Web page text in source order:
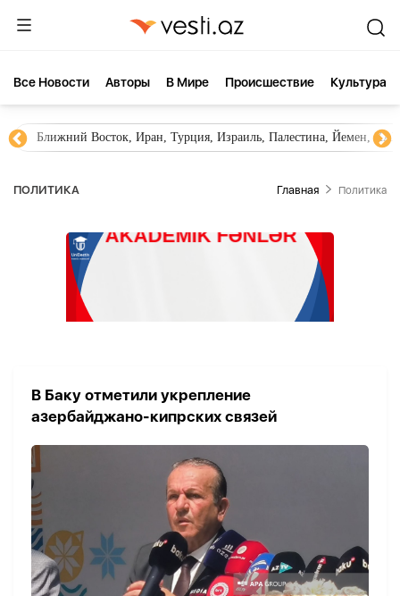
Все Новости Aвторы В Мире Происшествие Культура
Ближний Восток, Иран, Турция, Израиль, Палестина, Йемен,
ПОЛИТИКА Главная Политика
В Баку отметили укрепление
азербайджано-кипрских связей